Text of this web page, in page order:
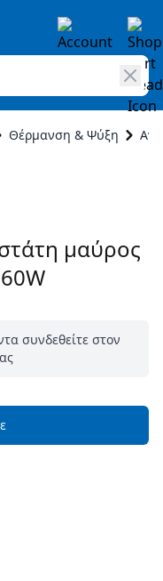
Θέρμανση & Ψύξη
μαύρος
συνδεθείτε στον